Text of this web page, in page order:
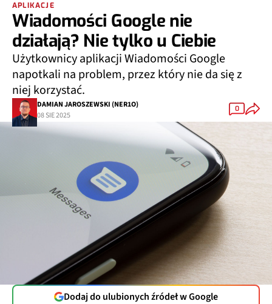
APLIKACJE
Wiadomości Google nie
działają? Nie tylko u Ciebie
Użytkownicy aplikacji Wiadomości Google
napotkali na problem, przez który nie da się z
niej korzystać.
DAMIAN JAROSZEWSKI (NER1O)
08 SIE 2025
0
Dodaj do ulubionych źródeł w Google